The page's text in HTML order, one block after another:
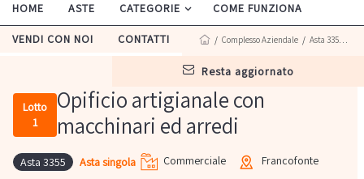
HOME ASTE CATEGORIE COME FUNZIONA
VENDI CON NOI CONTATTI
resta aggiornato
/ Complesso Aziendale / Asta 3355
Lotto
1
Opificio artigianale con
macchinari ed arredi
Asta 3355 Asta singola Commerciale
Francofonte